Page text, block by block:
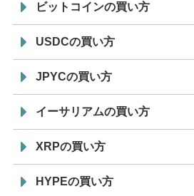
ビットコインの買い方
USDCの買い方
JPYCの買い方
イーサリアムの買い方
XRPの買い方
HYPEの買い方